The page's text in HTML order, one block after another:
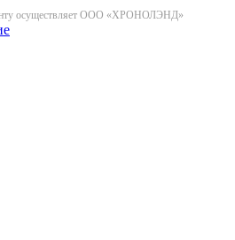
осуществляет ООО «ХРОНОЛЭНД»